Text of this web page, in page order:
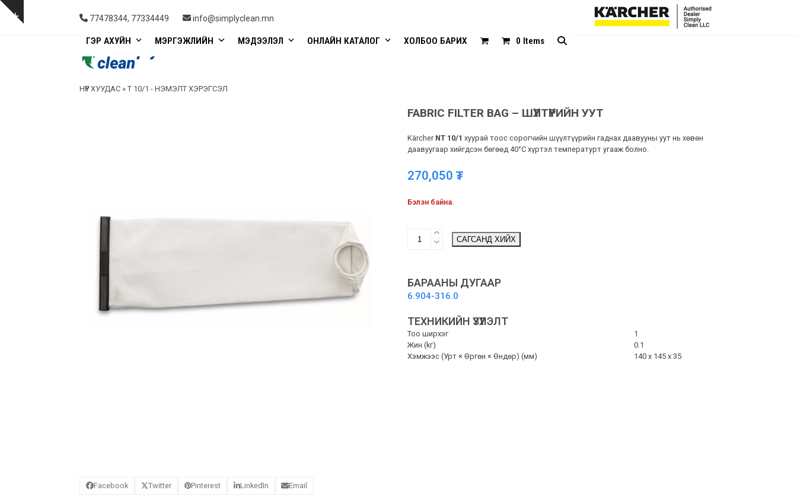
Skip
Show
77478344, 77334449 info@simplyclean.mn
ГЭР АХУЙН МЭРГЭЖЛИЙН МЭДЭЭЛЭЛ ОНЛАЙН КАТАЛОГ ХОЛБОО БАРИХ 0 Items
НҮҮР ХУУДАС »T 10/1 - НЭМЭЛТ ХЭРЭГСЭЛ
FABRIC FILTER BAG – ШҮҮЛТҮҮРИЙН УУТ
Kärcher NT 10/1 хуурай тоос сорогчийн шүүлтүүрийн гаднах даавууны уут нь хөвөн
даавуугаар хийгдсэн бөгөөд 40°C хүртэл температурт угааж болно.
270,050 ₮
Бэлэн байна.
filter
Шүүлтүүрийн
quantity
САГСАНД ХИЙХ
БАРААНЫ ДУГААР
6.904-316.0
ТЕХНИКИЙН ҮЗҮҮЛЭЛТ
Тоо ширхэг
1
Жин (kг)
0.1
Хэмжээс (Урт × Өргөн × Өндөр) (мм)
140 x 145 x 35
Facebook Twitter Pinterest LinkedIn Email